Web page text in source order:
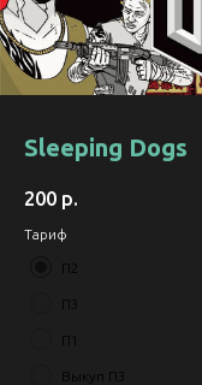
Sleeping Dogs
200 р.
Тариф
П2
П3
П1
Выкуп П3